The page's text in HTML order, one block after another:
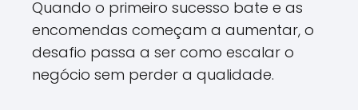
Quando o primeiro sucesso bate e as
encomendas começam a aumentar, o
desafio passa a ser como escalar o
negócio sem perder a qualidade.